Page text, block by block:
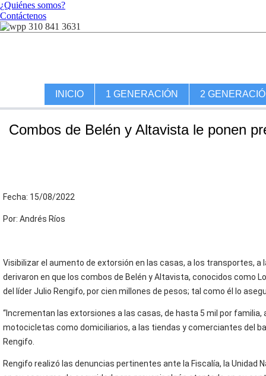
¿Quiénes somos?
Contáctenos
310 841 3631
INICIO 1 GENERACIÓN 2
Combos de Belén y Altavista le ponen
Fecha: 15/08/2022
Por: Andrés Ríos
Visibilizar el aumento de extorsión en las casas, a los transportes,
derivaron en que los combos de Belén y Altavista, conocidos como
del líder Julio Rengifo, por cien millones de pesos; tal como él lo
“Incrementan las extorsiones a las casas, de hasta 5 mil por
motocicletas como domiciliarios, a las tiendas y comerciantes del
Rengifo.
Rengifo realizó las denuncias pertinentes ante la Fiscalía, la Unidad